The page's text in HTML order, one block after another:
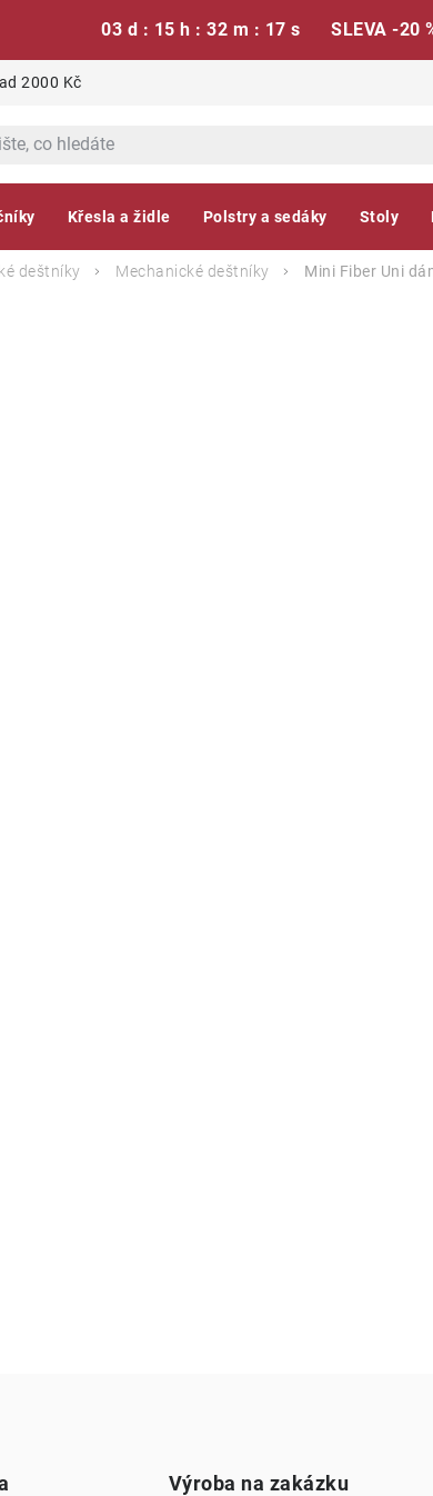
03 d : 15 h : 32 m : 16 s SLEVA -20
2000 Kč
Křesla a židle Polstry a sedáky Stoly
deštníky Mechanické deštníky Mini Fiber Uni
Výroba na zakázku